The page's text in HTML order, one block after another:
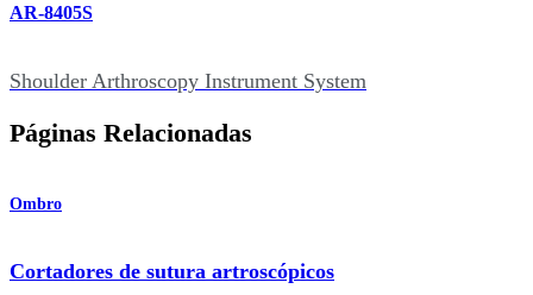
AR-8405S
Shoulder Arthroscopy Instrument System
Páginas Relacionadas
Ombro
Cortadores de sutura artroscópicos